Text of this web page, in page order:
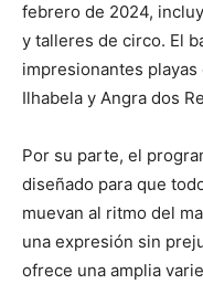
febrero de 2024,
y talleres de circo. El
impresionantes
Ilhabela y Angra dos
Por su parte, el
diseñado para que
muevan al ritmo del
una expresión sin
ofrece una amplia